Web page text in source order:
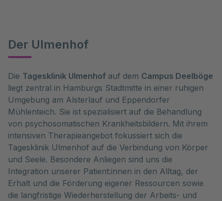
Der Ulmenhof
Die Tagesklinik Ulmenhof auf dem Campus Deelböge
liegt zentral in Hamburgs Stadtmitte in einer ruhigen
Umgebung am Alsterlauf und Eppendorfer
Mühlenteich. Sie ist spezialisiert auf die Behandlung
von psychosomatischen Krankheitsbildern. Mit ihrem
intensiven Therapieangebot fokussiert sich die
Tagesklinik Ulmenhof auf die Verbindung von Körper
und Seele. Besondere Anliegen sind uns die
Integration unserer Patient:innen in den Alltag, der
Erhalt und die Förderung eigener Ressourcen sowie
die langfristige Wiederherstellung der Arbeits- und